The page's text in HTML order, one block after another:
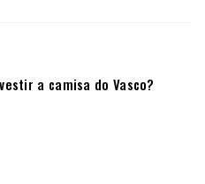
a camisa do Vasco?